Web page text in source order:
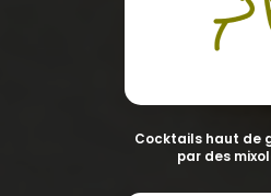
Cocktails haut de
par des